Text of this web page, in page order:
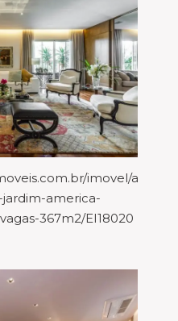
imovel/
america-
367m2/EI18020